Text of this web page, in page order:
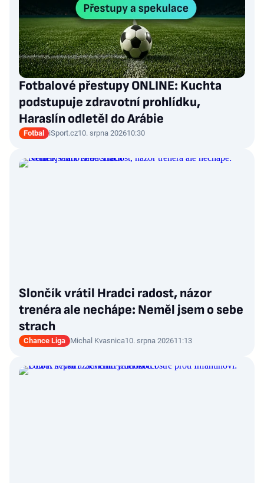
Fotbalové přestupy ONLINE: Kuchta
podstupuje zdravotní prohlídku,
Haraslín odletěl do Arábie
Fotbal iSport.cz10. srpna 202610:30
Slončík vrátil Hradci radost, názor
trenéra ale nechápe: Neměl jsem o sebe
strach
Chance Liga Michal Kvasnica10. srpna 202611:13